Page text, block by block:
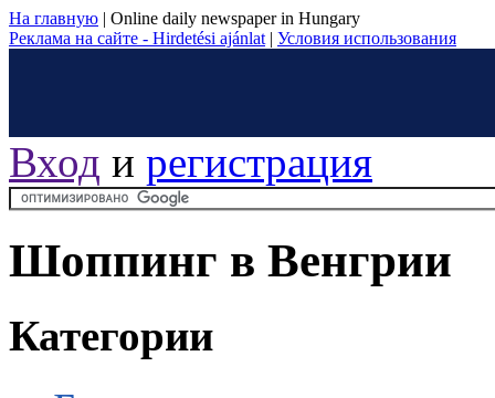
На главную | Online daily newspaper in Hungary
Реклама на сайте - Hirdetési ajánlat | Условия использования
Вход и регистрация
Шоппинг в Венгрии
Категории